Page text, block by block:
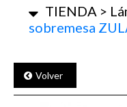
TIENDA >
sobremesa
Volver